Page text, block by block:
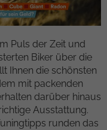
Puls der Zeit und
Biker über die
Ihnen die schönsten
mit packenden
darüber hinaus
Ausstattung.
runden das
Standard-Session-
speichert im Falle
die Session-ID. So
Benutzer
und es wird ihm
berechnen und die
für den
zu verfolgen.
Informationen
randoly
um eindeutige